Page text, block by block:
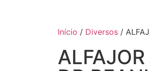
Início / Diversos /